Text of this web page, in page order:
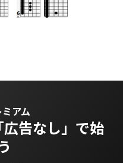
アム
広告なし」で始